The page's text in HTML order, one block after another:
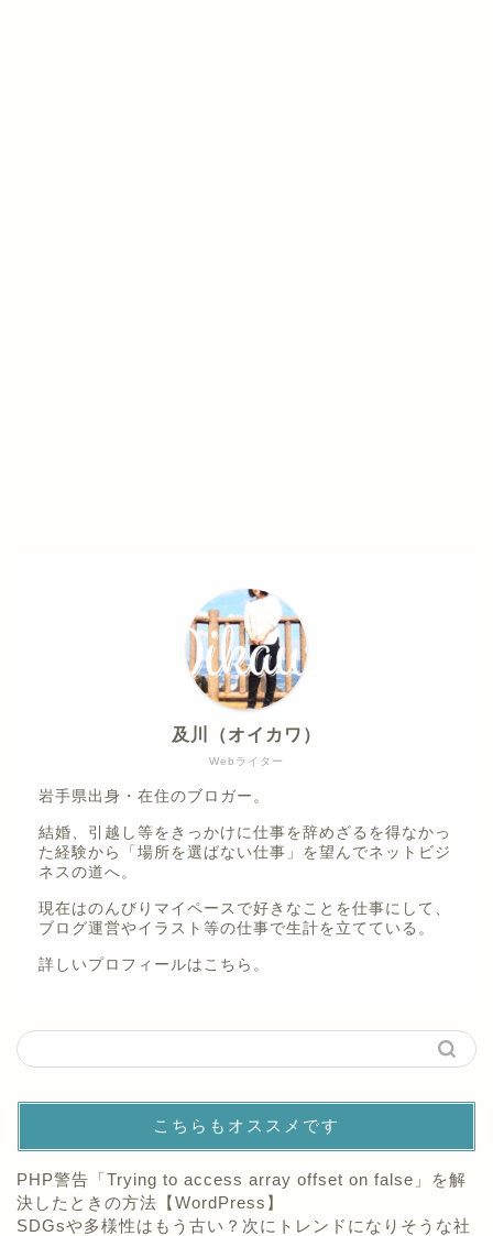
Webライター
及川（オイカワ）
岩手県出身・在住のブロガー。
結婚、引越し等をきっかけに仕事を辞めざるを得なかっ
た経験から「場所を選ばない仕事」を望んでネットビジ
ネスの道へ。
現在はのんびりマイペースで好きなことを仕事にして、
ブログ運営やイラスト等の仕事で生計を立てている。
詳しいプロフィールは こちら。
こちらもオススメです
PHP警告「Trying to access array offset on false」を解
決したときの方法【WordPress】
SDGsや多様性はもう古い？次にトレンドになりそうな社